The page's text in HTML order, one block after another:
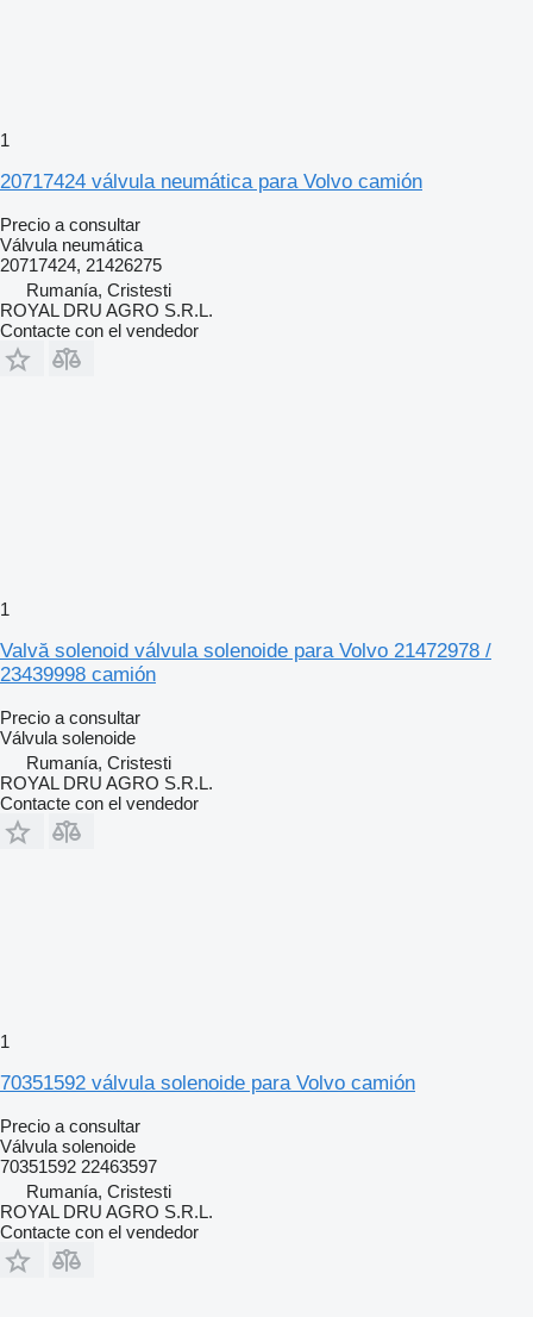
1
20717424 válvula neumática para Volvo camión
Precio a consultar
Válvula neumática
20717424, 21426275
Rumanía, Cristesti
ROYAL DRU AGRO S.R.L.
Contacte con el vendedor
1
Valvă solenoid válvula solenoide para Volvo 21472978 /
23439998 camión
Precio a consultar
Válvula solenoide
Rumanía, Cristesti
ROYAL DRU AGRO S.R.L.
Contacte con el vendedor
1
70351592 válvula solenoide para Volvo camión
Precio a consultar
Válvula solenoide
70351592 22463597
Rumanía, Cristesti
ROYAL DRU AGRO S.R.L.
Contacte con el vendedor